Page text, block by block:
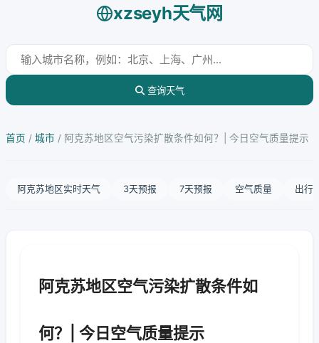
xzseyh天气网
查询天气
首页 / 城市 / 阿克苏地区空气污染扩散条件如何？| 今日空气质量提示
阿克苏地区实时天气 3天预报 7天预报 空气质量 出行
阿克苏地区空气污染扩散条件如
何？| 今日空气质量提示